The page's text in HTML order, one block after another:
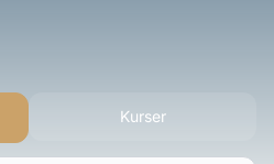
Kurser